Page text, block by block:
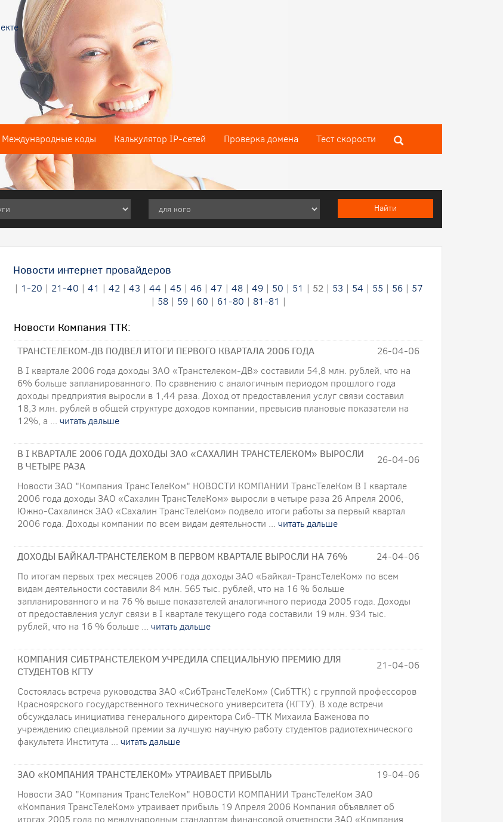
Международные коды Калькулятор IP-сетей Проверка домена Тест скороcти
Новости интернет провайдеров
| 1-20 | 21-40 | 41 | 42| 43 | 44 | 45 | 46| 47 | 48| 49| 50 | 51 | 52| 53 | 54 | 55 | 56| 57
| 58| 59| 60 | 61-80 | 81-81 |
Новости Компания ТТК:
ТРАНСТЕЛЕКОМ-ДВ ПОДВЕЛ ИТОГИ ПЕРВОГО КВАРТАЛА 2006 ГОДА
26-04-06
В I квартале 2006 года доходы ЗАО «Транстелеком-ДВ» составили 54,8 млн. рублей, что на
6% больше запланированного. По сравнению с аналогичным периодом прошлого года
доходы предприятия выросли в 1,44 раза. Доход от предоставления услуг связи составил
18,3 млн. рублей в общей структуре доходов компании, превысив плановые показатели на
12%, а ... читать дальше
В I КВАРТАЛЕ 2006 ГОДА ДОХОДЫ ЗАО «САХАЛИН ТРАНСТЕЛЕКОМ» ВЫРОСЛИ
В ЧЕТЫРЕ РАЗА
26-04-06
Новости ЗАО "Компания ТрансТелеКом" НОВОСТИ КОМПАНИИ ТрансТелеКом В I квартале
2006 года доходы ЗАО «Сахалин ТрансТелеКом» выросли в четыре раза 26 Апреля 2006,
Южно-Сахалинск ЗАО «Сахалин ТрансТелеКом» подвело итоги работы за первый квартал
2006 года. Доходы компании по всем видам деятельности ... читать дальше
ДОХОДЫ БАЙКАЛ-ТРАНСТЕЛЕКОМ В ПЕРВОМ КВАРТАЛЕ ВЫРОСЛИ НА 76%
24-04-06
По итогам первых трех месяцев 2006 года доходы ЗАО «Байкал-ТрансТелеКом» по всем
видам деятельности составили 84 млн. 565 тыс. рублей, что на 16 % больше
запланированного и на 76 % выше показателей аналогичного периода 2005 года. Доходы
от предоставления услуг связи в I квартале текущего года составили 19 млн. 934 тыс.
рублей, что на 16 % больше ... читать дальше
КОМПАНИЯ СИБТРАНСТЕЛЕКОМ УЧРЕДИЛА СПЕЦИАЛЬНУЮ ПРЕМИЮ ДЛЯ
СТУДЕНТОВ КГТУ
21-04-06
Cостоялась встреча руководства ЗАО «СибТрансТелеКом» (СибТТК) с группой профессоров
Красноярского государственного технического университета (КГТУ). В ходе встречи
обсуждалась инициатива генерального директора Сиб-ТТК Михаила Баженова по
учреждению специальной премии за лучшую научную работу студентов радиотехнического
факультета Института ... читать дальше
ЗАО «КОМПАНИЯ ТРАНСТЕЛЕКОМ» УТРАИВАЕТ ПРИБЫЛЬ
19-04-06
Новости ЗАО "Компания ТрансТелеКом" НОВОСТИ КОМПАНИИ ТрансТелеКом ЗАО
«Компания ТрансТелеКом» утраивает прибыль 19 Апреля 2006 Компания объявляет об
итогах 2005 года по международным стандартам финансовой отчетности ЗАО «Компания